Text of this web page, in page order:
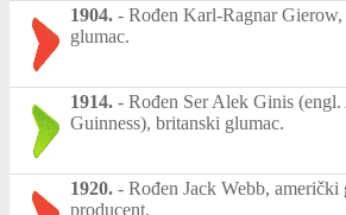
1904. - Rođen Karl-Ragnar Gierow,
glumac.
1914. - Rođen Ser Alek Ginis (engl.
Guinness), britanski glumac.
1920. - Rođen Jack Webb,
producent.